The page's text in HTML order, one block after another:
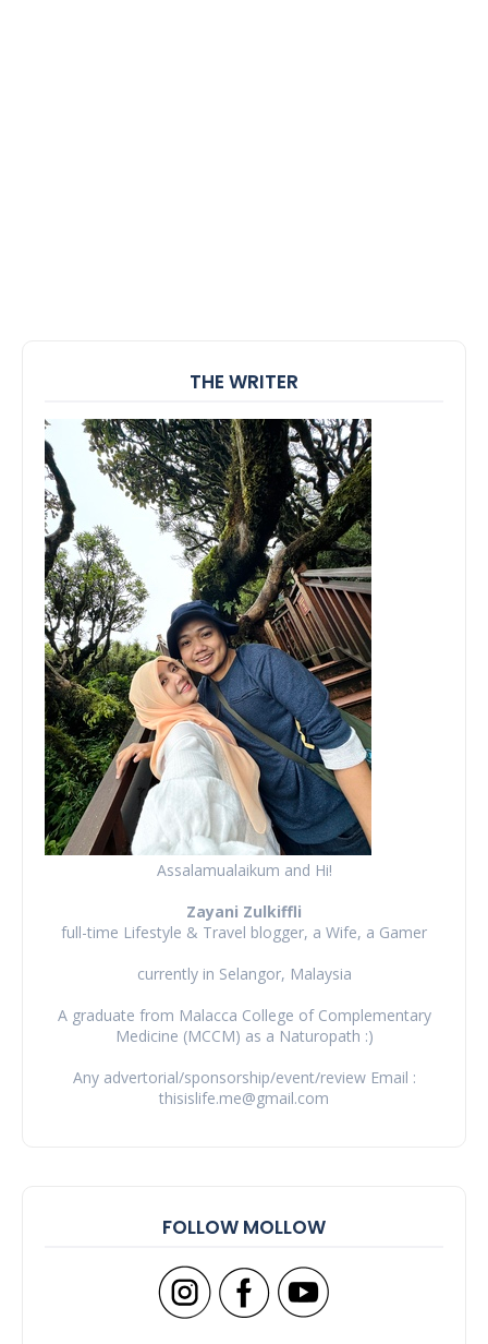
THE WRITER
Assalamualaikum and Hi!
Zayani Zulkiffli
full-time Lifestyle & Travel blogger, a Wife, a Gamer
currently in Selangor, Malaysia
A graduate from Malacca College of Complementary
Medicine (MCCM) as a Naturopath :)
Any advertorial/sponsorship/event/review Email :
thisislife.me@gmail.com
FOLLOW MOLLOW